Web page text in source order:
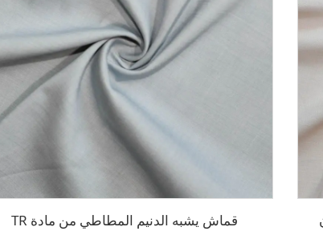
قماش يشبه الدنيم المطاطي من مادة TR